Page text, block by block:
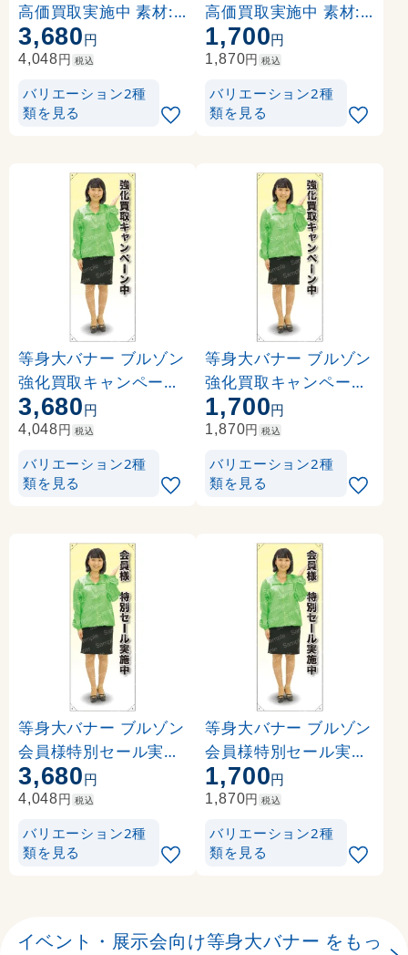
高価買取実施中 素材:
トロマット(厚手生地) (
61652)
3,680円
4,048円 税込
バリエーション2種
類を見る
高価買取実施中 素材:
ポンジ(薄手生地) (617
52)
1,700円
1,870円 税込
バリエーション2種
類を見る
等身大バナー ブルゾン
強化買取キャンペーン
中 素材:トロマット(厚
手生地) (61653)
3,680円
4,048円 税込
バリエーション2種
類を見る
等身大バナー ブルゾン
強化買取キャンペーン
中 素材:ポンジ(薄手生
地) (61753)
1,700円
1,870円 税込
バリエーション2種
類を見る
等身大バナー ブルゾン
会員様特別セール実施
中 素材:トロマット(厚
手生地) (61654)
3,680円
4,048円 税込
バリエーション2種
類を見る
等身大バナー ブルゾン
会員様特別セール実施
中 素材:ポンジ(薄手生
地) (61754)
1,700円
1,870円 税込
バリエーション2種
類を見る
イベント・展示会向け等身大バナー をもっ